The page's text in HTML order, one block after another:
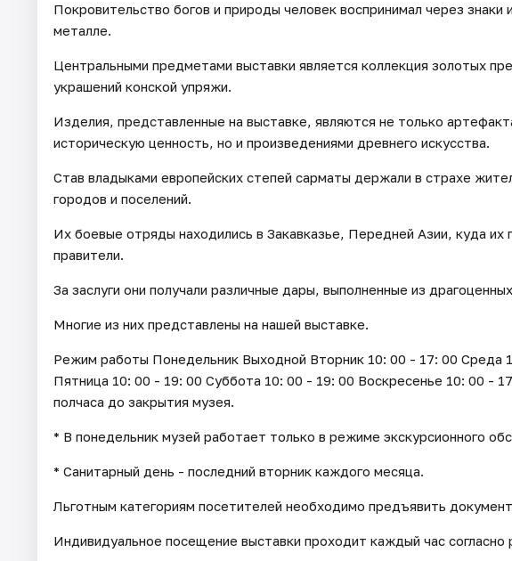
Покровительство богов и природы человек воспринимал через
металле.
Центральными предметами выставки является коллекция золотых
украшений конской упряжи.
Изделия, представленные на выставке, являются не только
историческую ценность, но и произведениями древнего искусства.
Став владыками европейских степей сарматы держали в страхе
городов и поселений.
Их боевые отряды находились в Закавказье, Передней Азии, куда их
правители.
За заслуги они получали различные дары, выполненные из
Многие из них представлены на нашей выставке.
Режим работы Понедельник Выходной Вторник 10: 00 - 17: 00 Среда
Пятница 10: 00 - 19: 00 Суббота 10: 00 - 19: 00 Воскресенье 10: 00 -
полчаса до закрытия музея.
* В понедельник музей работает только в режиме экскурсионного
* Санитарный день - последний вторник каждого месяца.
Льготным категориям посетителей необходимо предъявить
Индивидуальное посещение выставки проходит каждый час